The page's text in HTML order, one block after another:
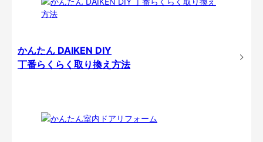
かんたん DAIKEN DIY
丁番らくらく取り換え方法